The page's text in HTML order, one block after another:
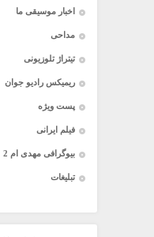
اخبار موسیقی ما
مداحی
تیتراژ تلوزیونی
ریمیکس رادیو جوان
پست ویژه
فیلم ایرانی
بیوگرافی مهدی ام 2
تبلیغات